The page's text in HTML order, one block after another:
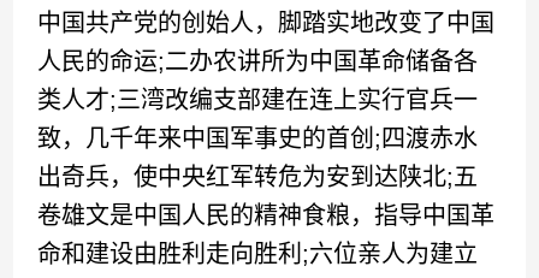
中国共产党的创始人，脚踏实地改变了中国
人民的命运;二办农讲所为中国革命储备各
类人才;三湾改编支部建在连上实行官兵一
致，几千年来中国军事史的首创;四渡赤水
出奇兵，使中央红军转危为安到达陕北;五
卷雄文是中国人民的精神食粮，指导中国革
命和建设由胜利走向胜利;六位亲人为建立